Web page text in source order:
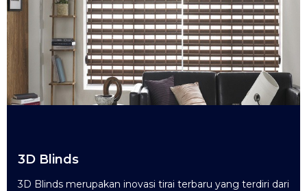
3D Blinds
3D Blinds merupakan inovasi tirai terbaru yang terdiri dari